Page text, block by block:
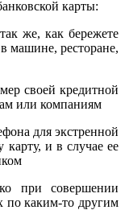
карты:
же, как бережете
машине, ресторане,
своей кредитной
или компаниям
для экстренной
и в случае ее
при совершении
по каким-то другим